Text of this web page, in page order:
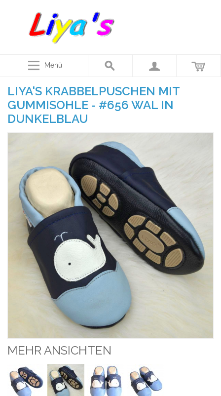
Menü
LIYA'S KRABBELPUSCHEN MIT
GUMMISOHLE - #656 WAL IN
DUNKELBLAU
MEHR ANSICHTEN